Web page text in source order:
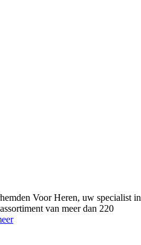
Voor Heren, uw specialist in
van meer dan 220